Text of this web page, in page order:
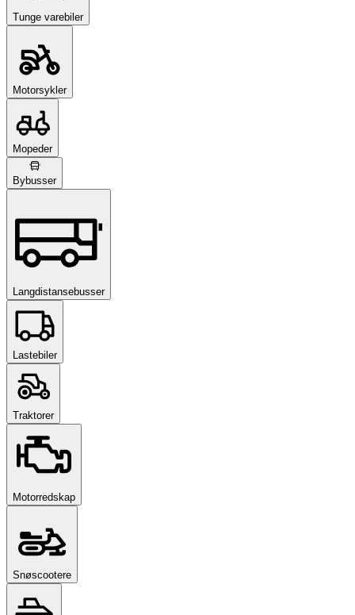
Tunge varebiler
Motorsykler
Mopeder
Bybusser
Langdistansebusser
Lastebiler
Traktorer
Motorredskap
Snøscootere